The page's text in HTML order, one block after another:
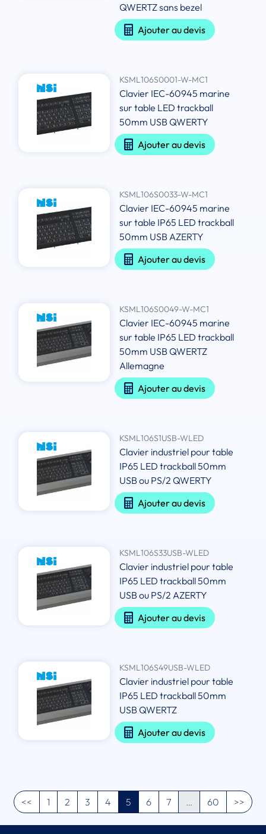
QWERTZ sans bezel
Ajouter au devis
KSML106S0001-W-MC1
Clavier IEC-60945 marine
sur table LED trackball
50mm USB QWERTY
Ajouter au devis
KSML106S0033-W-MC1
Clavier IEC-60945 marine
sur table IP65 LED trackball
50mm USB AZERTY
Ajouter au devis
KSML106S0049-W-MC1
Clavier IEC-60945 marine
sur table IP65 LED trackball
50mm USB QWERTZ
Allemagne
Ajouter au devis
KSML106S1USB-WLED
Clavier industriel pour table
IP65 LED trackball 50mm
USB ou PS/2 QWERTY
Ajouter au devis
KSML106S33USB-WLED
Clavier industriel pour table
IP65 LED trackball 50mm
USB ou PS/2 AZERTY
Ajouter au devis
KSML106S49USB-WLED
Clavier industriel pour table
IP65 LED trackball 50mm
USB QWERTZ
Ajouter au devis
<< 1 2 3 4 5 6 7 … 60 >>